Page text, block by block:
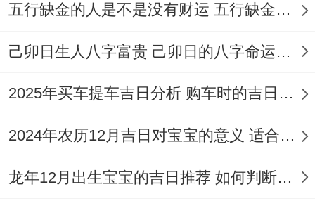
择该日，或采取相应措施。紫白九星的飞临
同样作用气场！
轩辕星当值。11月29日八白太阴星飞入 这
些星曜的吉凶属性不同;会为当日增添不同的
五行缺金的人是不是没有财运 五行缺金的人命运好不好
己卯日生人八字富贵 己卯日的八字命运如何
2025年买车提车吉日分析 购车时的吉日与禁忌
2024年农历12月吉日对宝宝的意义 适合龙年宝宝出生的日子有哪些
龙年12月出生宝宝的吉日推荐 如何判断吉日是否适合宝宝